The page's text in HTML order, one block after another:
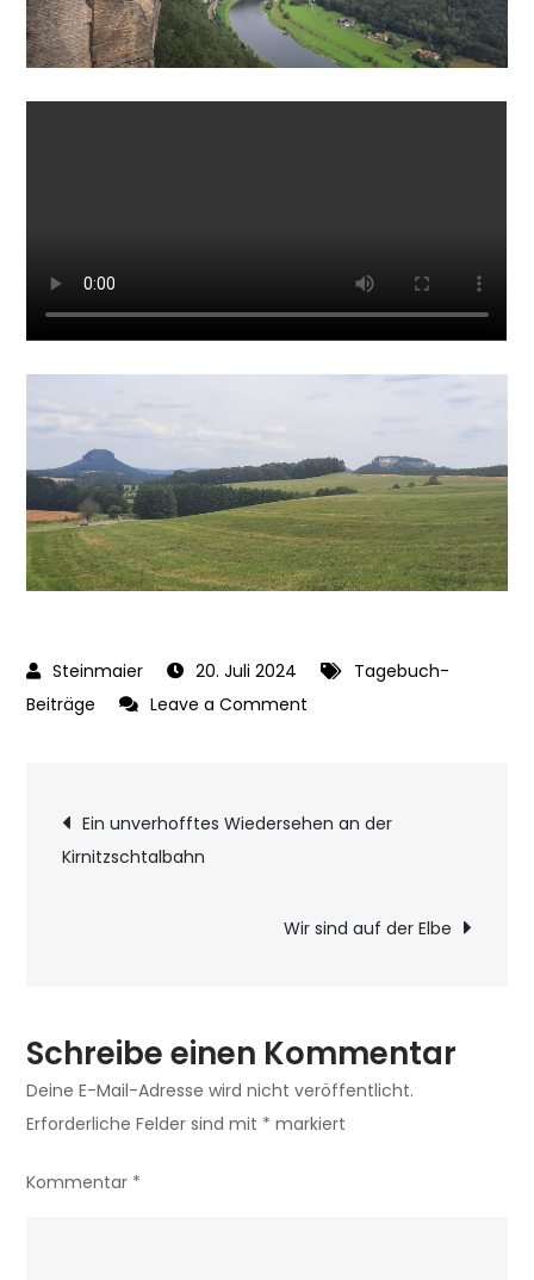
20. Juli 2024
Tagebuch-
Beiträge
Leave a Comment
Ein unverhofftes Wiedersehen an der
Kirnitzschtalbahn
Wir sind auf der Elbe
Schreibe einen Kommentar
Deine E-Mail-Adresse wird nicht veröffentlicht.
Erforderliche Felder sind mit * markiert
Kommentar *